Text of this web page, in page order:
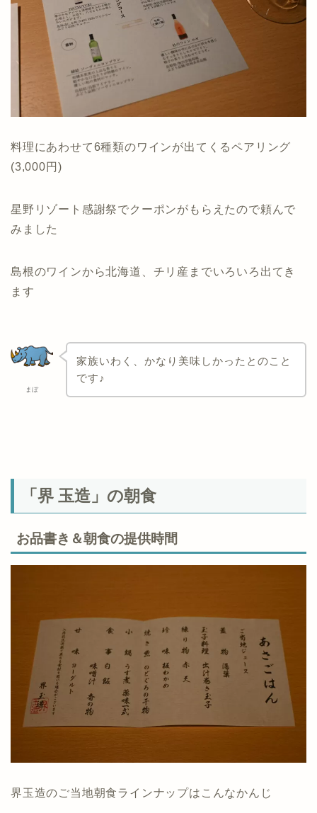
料理にあわせて6種類のワインが出てくるペアリング
(3,000円)
星野リゾート感謝祭でクーポンがもらえたので頼んで
みました
島根のワインから北海道、チリ産までいろいろ出てき
ます
まぼ
家族いわく、かなり美味しかったとのこと
です♪
「界 玉造」の朝食
お品書き＆朝食の提供時間
界玉造のご当地朝食ラインナップはこんなかんじ